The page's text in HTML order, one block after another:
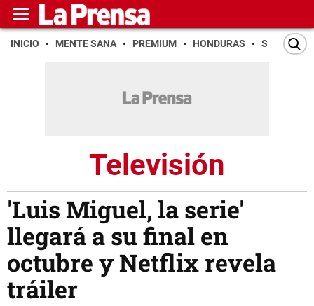
INICIO MENTE SANA PREMIUM HONDURAS SAN PEDRO
Televisión
'Luis Miguel, la serie'
llegará a su final en
octubre y Netflix revela
tráiler